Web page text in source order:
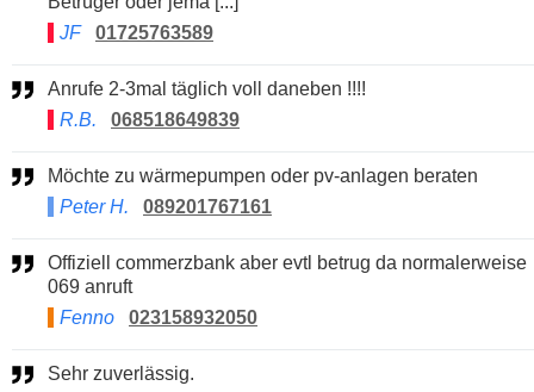
JF
01725763589
Anrufe 2-3mal täglich voll daneben !!!!
R.B.
068518649839
Möchte zu wärmepumpen oder pv-anlagen beraten
Peter H.
089201767161
Offiziell commerzbank aber evtl betrug da normalerweise
069 anruft
Fenno
023158932050
Sehr zuverlässig.